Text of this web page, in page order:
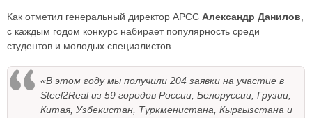
Как отметил генеральный директор АРСС Александр Данилов,
с каждым годом конкурс набирает популярность среди
студентов и молодых специалистов.
«В этом году мы получили 204 заявки на участие в
Steel2Real из 59 городов России, Белоруссии, Грузии,
Китая, Узбекистан, Туркменистана, Кыргызстана и